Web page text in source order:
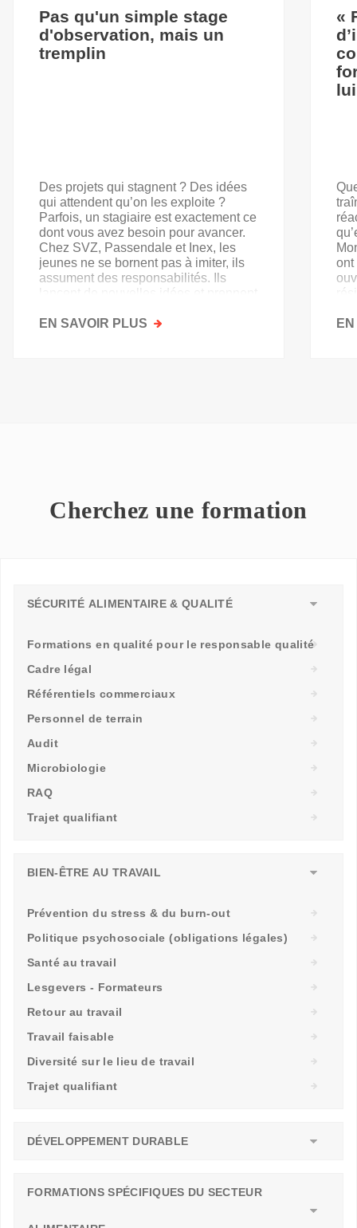
Pas qu'un simple stage
d'observation, mais un
tremplin
Des projets qui stagnent ? Des idées
qui attendent qu’on les exploite ?
Parfois, un stagiaire est exactement ce
dont vous avez besoin pour avancer.
Chez SVZ, Passendale et Inex, les
jeunes ne se bornent pas à imiter, ils
assument des responsabilités. Ils
lancent de nouvelles idées et prennent
EN SAVOIR PLUS SUR
«
ont
Cherchez une formation
SÉCURITÉ ALIMENTAIRE & QUALITÉ
Formations en qualité pour le responsable qualité
Cadre légal
Référentiels commerciaux
Personnel de terrain
Audit
Microbiologie
RAQ
Trajet qualifiant
BIEN-ÊTRE AU TRAVAIL
Prévention du stress & du burn-out
Politique psychosociale (obligations légales)
Santé au travail
Lesgevers - Formateurs
Retour au travail
Travail faisable
Diversité sur le lieu de travail
Trajet qualifiant
DÉVELOPPEMENT DURABLE
FORMATIONS SPÉCIFIQUES DU SECTEUR